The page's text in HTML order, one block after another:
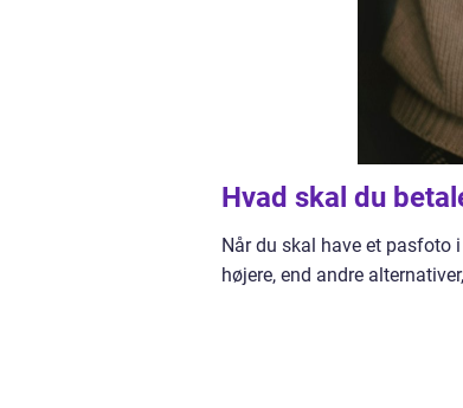
Hvad skal du
Når du skal have et pasfoto
højere, end andre